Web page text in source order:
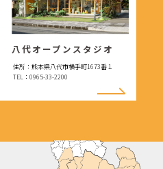
八代オープンスタジオ
住所：熊本県八代市横手町1673番１
TEL：0965-33-2200